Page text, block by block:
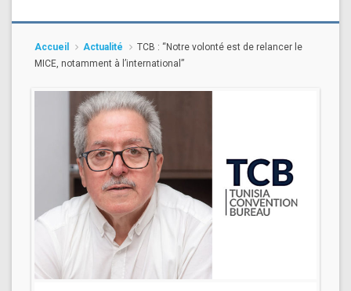
Accueil Actualité
TCB : “Notre volonté est de relancer le
MICE, notamment à l’international”